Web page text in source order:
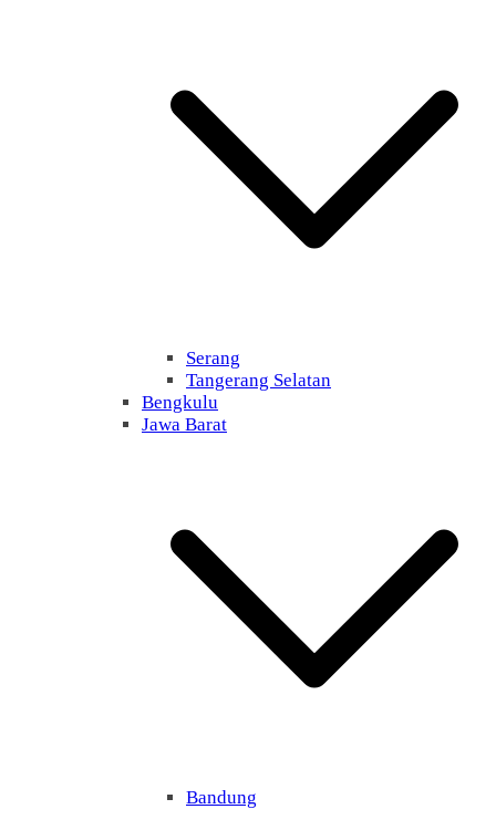
Serang
Tangerang Selatan
Bengkulu
Jawa Barat
Bandung